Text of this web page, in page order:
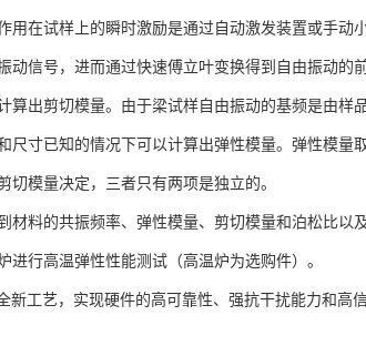
用在试样上的瞬时激励是通过自动激发装置或手动
动信号，进而通过快速傅立叶变换得到自由振动的
算出剪切模量。由于梁试样自由振动的基频是由样
尺寸已知的情况下可以计算出弹性模量。弹性模量
模量决定，三者只有两项是独立的。
材料的共振频率、弹性模量、剪切模量和泊松比以
行高温弹性性能测试（高温炉为选购件）。
新工艺，实现硬件的高可靠性、强抗干扰能力和高